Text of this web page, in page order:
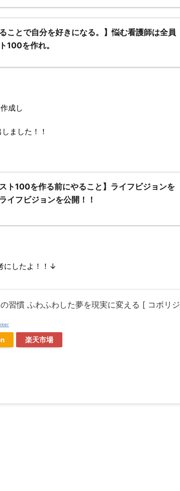
ことで自分を好きになる。】悩む看護師は全員
100を作れ。
成し
ました！！
スト100を作る前にやること】ライフビジョンを
イフビジョンを公開！！
にしたよ！！↓
習慣 ふわふわした夢を現実に変える [ コボリジ
楽天市場